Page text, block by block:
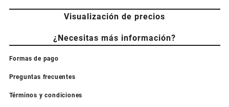
Visualización de precios
¿Necesitas más información?
Formas de pago
Preguntas frecuentes
Términos y condiciones